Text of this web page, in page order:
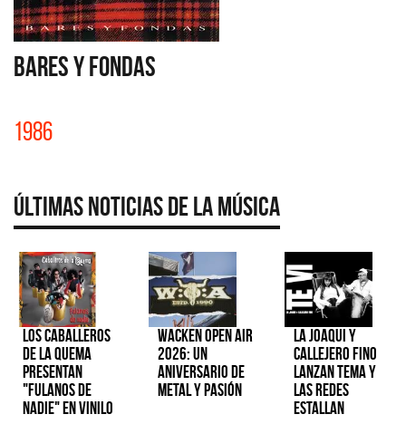
BARES Y FONDAS
1986
Últimas Noticias de la Música
Los Caballeros
de la Quema
presentan
"Fulanos de
Nadie" en vinilo
Wacken Open Air
2026: Un
aniversario de
metal y pasión
La Joaqui y
Callejero Fino
lanzan tema y
las redes
estallan